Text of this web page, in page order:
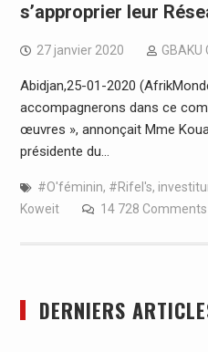
s’approprier leur
27 janvier 2020 GBAKU
Abidjan,25-01-2020
accompagnerons dans ce
œuvres », annonçait Mme
présidente du…
#O'féminin, #Rifel's,
Koweit
14 728 Comments
DERNIERS